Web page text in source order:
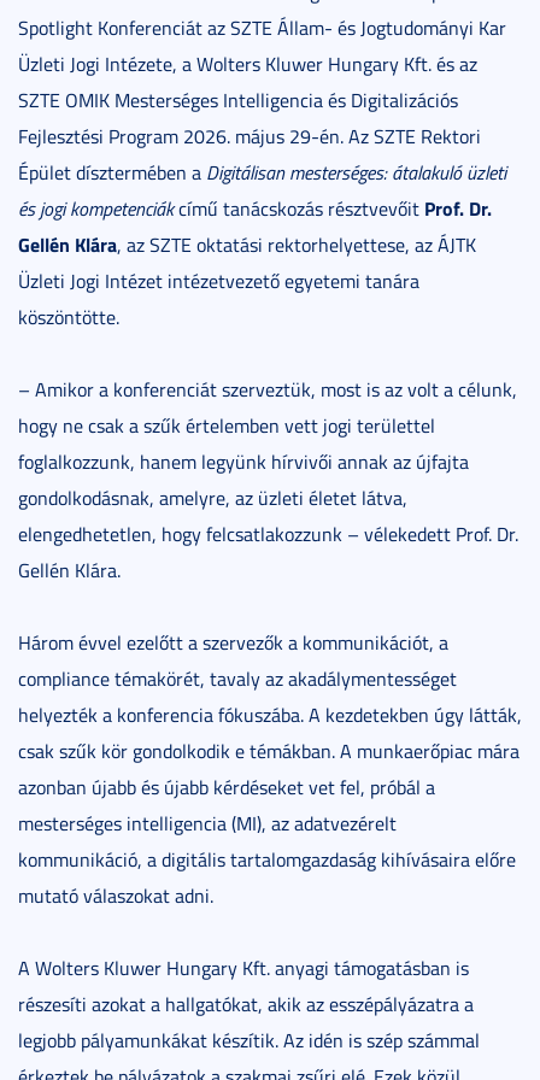
Spotlight Konferenciát az SZTE Állam- és Jogtudományi Kar
Üzleti Jogi Intézete, a Wolters Kluwer Hungary Kft. és az
SZTE OMIK Mesterséges Intelligencia és Digitalizációs
Fejlesztési Program 2026. május 29-én. Az SZTE Rektori
Épület dísztermében a Digitálisan mesterséges: átalakuló üzleti
és jogi kompetenciákcímű tanácskozás résztvevőit Prof. Dr.
Gellén Klára, az SZTE oktatási rektorhelyettese, az ÁJTK
Üzleti Jogi Intézet intézetvezető egyetemi tanára
köszöntötte.
– Amikor a konferenciát szerveztük, most is az volt a célunk,
hogy ne csak a szűk értelemben vett jogi területtel
foglalkozzunk, hanem legyünk hírvivői annak az újfajta
gondolkodásnak, amelyre, az üzleti életet látva,
elengedhetetlen, hogy felcsatlakozzunk – vélekedett Prof. Dr.
Gellén Klára.
Három évvel ezelőtt a szervezők a kommunikációt, a
compliance témakörét, tavaly az akadálymentességet
helyezték a konferencia fókuszába. A kezdetekben úgy látták,
csak szűk kör gondolkodik e témákban. A munkaerőpiac mára
azonban újabb és újabb kérdéseket vet fel, próbál a
mesterséges intelligencia (MI), az adatvezérelt
kommunikáció, a digitális tartalomgazdaság kihívásaira előre
mutató válaszokat adni.
A Wolters Kluwer Hungary Kft. anyagi támogatásban is
részesíti azokat a hallgatókat, akik az esszépályázatra a
legjobb pályamunkákat készítik. Az idén is szép számmal